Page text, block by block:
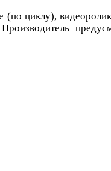
(по циклу),